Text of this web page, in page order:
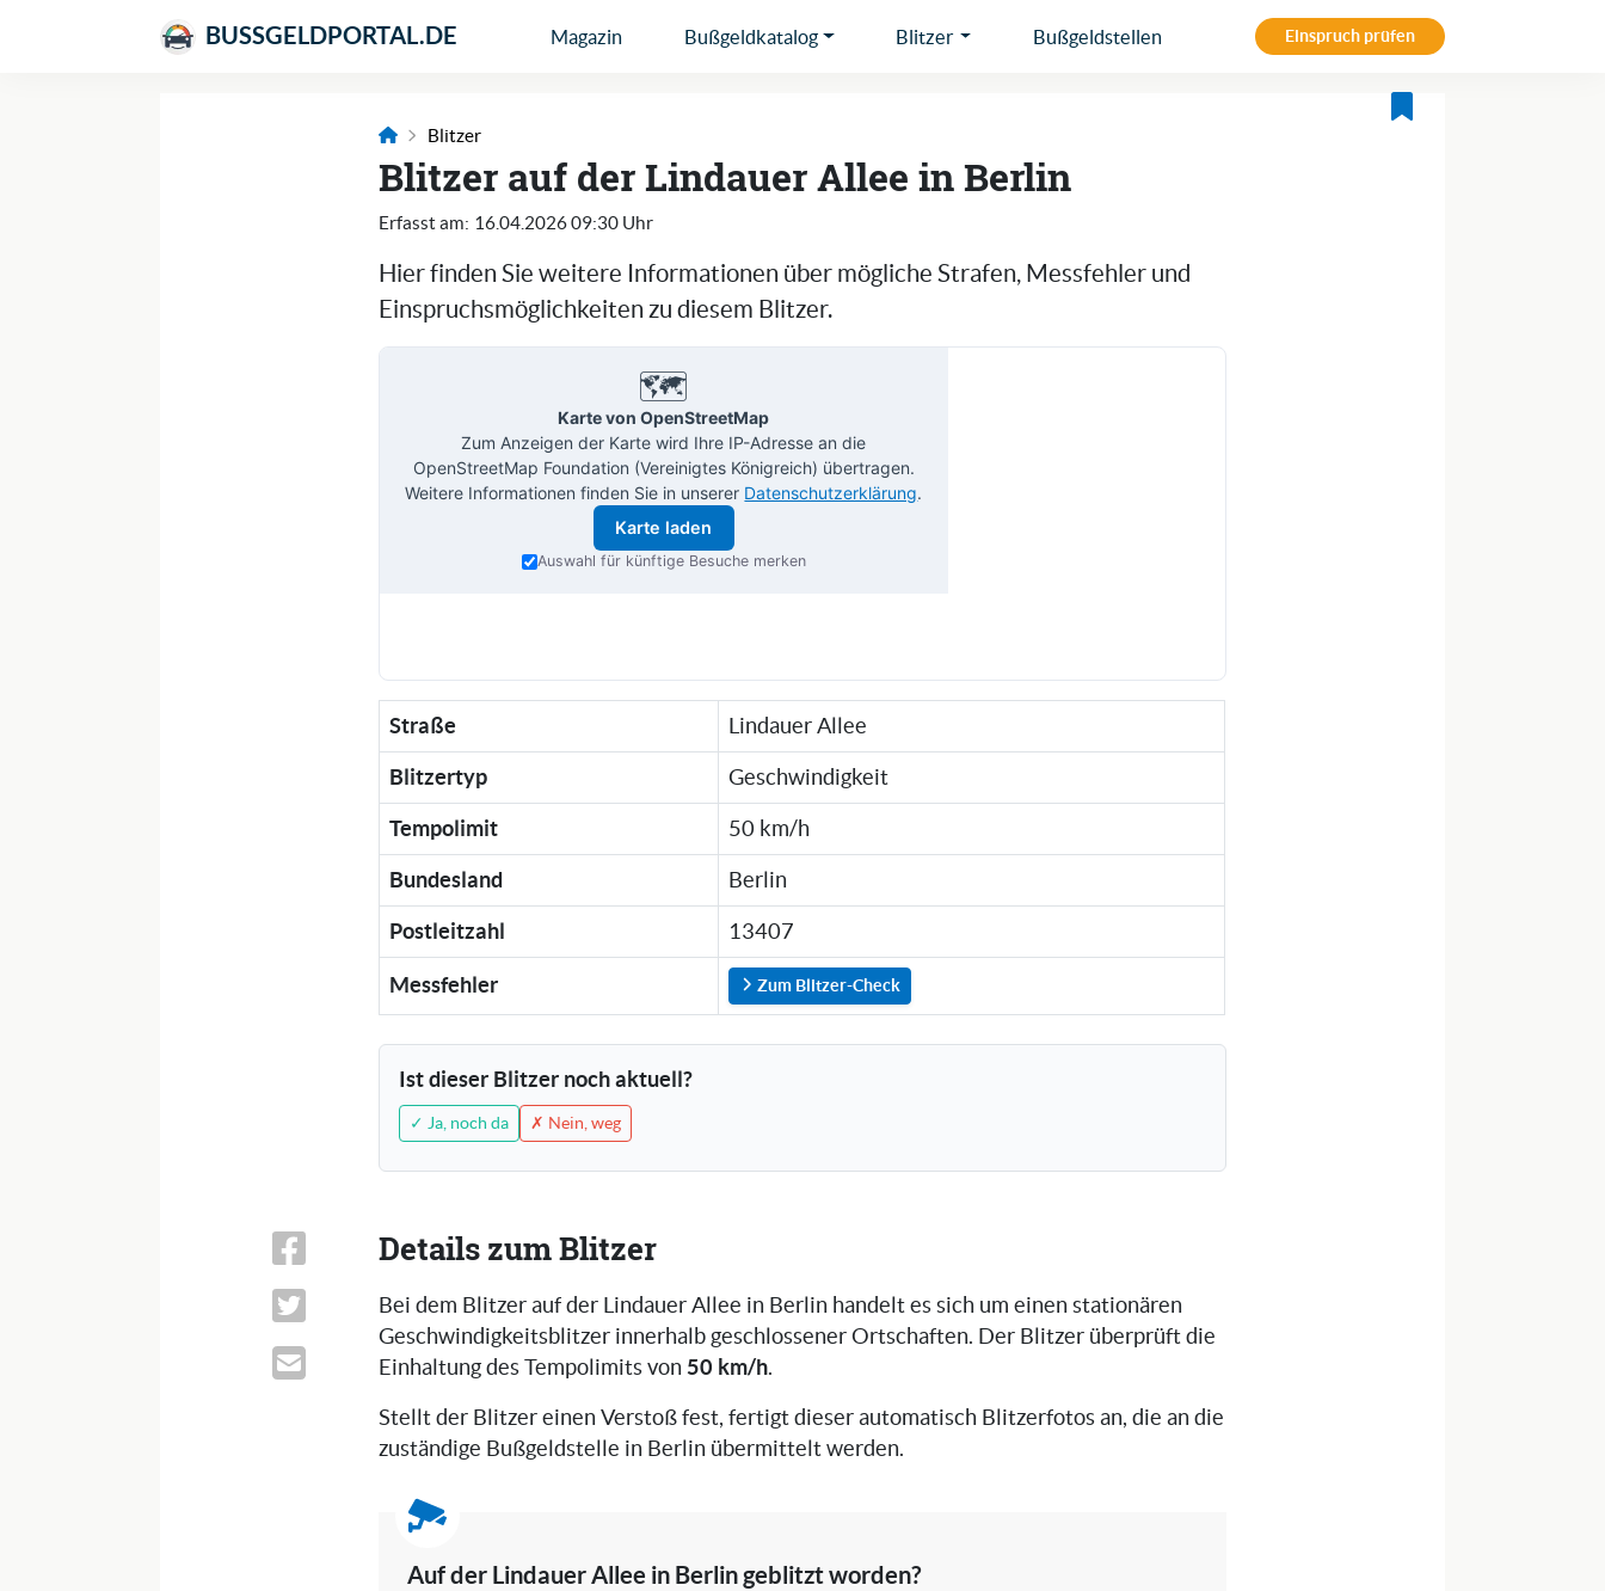
BUSSGELDPORTAL.DE Magazin Bußgeldkatalog Blitzer Bußgeldstellen Einspruch prüfen
Blitzer
Blitzer auf der Lindauer Allee in Berlin
Erfasst am: 16.04.2026 09:30 Uhr
Hier finden Sie weitere Informationen über mögliche Strafen, Messfehler und
Einspruchsmöglichkeiten zu diesem Blitzer.
🗺️
Karte von OpenStreetMap
Zum Anzeigen der Karte wird Ihre IP-Adresse an die
OpenStreetMap Foundation (Vereinigtes Königreich) übertragen.
Weitere Informationen finden Sie in unserer Datenschutzerklärung.
Karte laden
Auswahl für künftige Besuche merken
Straße Lindauer Allee
Blitzertyp Geschwindigkeit
Tempolimit 50 km/h
Bundesland Berlin
Postleitzahl 13407
Messfehler Zum Blitzer-Check
Ist dieser Blitzer noch aktuell?
✓ Ja, noch da ✗ Nein, weg
Details zum Blitzer
Bei dem Blitzer auf der Lindauer Allee in Berlin handelt es sich um einen stationären
Geschwindigkeitsblitzer innerhalb geschlossener Ortschaften. Der Blitzer überprüft die
Einhaltung des Tempolimits von50 km/h.
Stellt der Blitzer einen Verstoß fest, fertigt dieser automatisch Blitzerfotos an, die an die
zuständige Bußgeldstelle in Berlin übermittelt werden.
Auf der Lindauer Allee in Berlin geblitzt worden?